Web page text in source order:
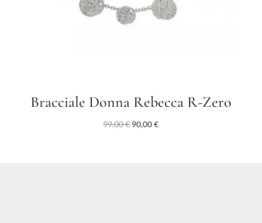
Bracciale Donna Rebecca R-Zero
99,00€ Il
90,00€Il